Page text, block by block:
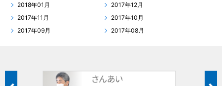
2018年01月
2017年12月
2017年11月
2017年10月
2017年09月
2017年08月